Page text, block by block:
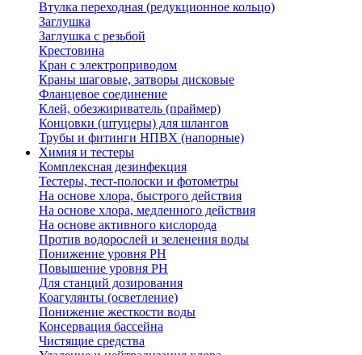
Втулка переходная (редукционное кольцо)
Заглушка
Заглушка с резьбой
Крестовина
Кран с электроприводом
Краны шаговые, затворы дисковые
Фланцевое соединение
Клей, обезжириватель (праймер)
Концовки (штуцеры) для шлангов
Трубы и фитинги НПВХ (напорные)
Химия и тестеры
Комплексная дезинфекция
Тестеры, тест-полоски и фотометры
На основе хлора, быстрого действия
На основе хлора, медленного действия
На основе активного кислорода
Против водорослей и зеленения воды
Понижение уровня РН
Повышение уровня РН
Для станций дозирования
Коагулянты (осветление)
Понижение жесткости воды
Консервация бассейна
Чистящие средства